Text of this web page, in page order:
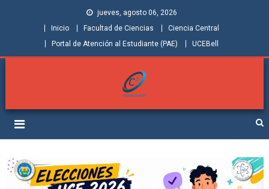
jueves, agosto 06, 2026
Inicio
Facultad de Ciencias
Ciencia Central
Portal de Atención al Estudiante (PAE)
UCEBell
Facultad de Ciencias |
Ciencia Central